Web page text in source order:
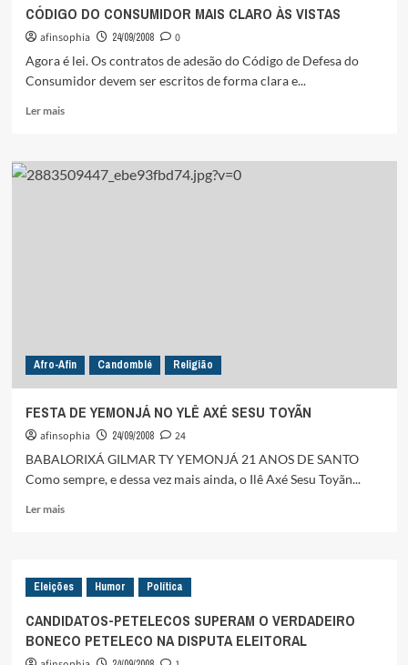
E
LEI
DE
EDUCACIONAL
CÓDIGO DO CONSUMIDOR MAIS CLARO ÀS VISTAS
afinsophia 24/09/2008
0
Agora é lei. Os contratos de adesão do Código de Defesa do
Consumidor devem ser escritos de forma clara e...
Ler maisLeia
CÓDIGO
DO
Afro-Afin Candomblé Religião
FESTA DE YEMONJÁ NO YLÊ AXÉ SESU TOYÃN
afinsophia 24/09/2008
24
BABALORIXÁ GILMAR TY YEMONJÁ 21 ANOS DE SANTO
Como sempre, e dessa vez mais ainda, o Ilê Axé Sesu Toyãn...
Ler maisLeia
DE
YEMONJÁ
YLÊ
AXÉ
SESU
Eleições Humor Política
CANDIDATOS-PETELECOS SUPERAM O VERDADEIRO
BONECO PETELECO NA DISPUTA ELEITORAL